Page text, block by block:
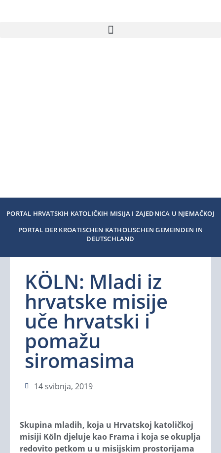
PORTAL HRVATSKIH KATOLIČKIH MISIJA I ZAJEDNICA U NJEMAČKOJ
PORTAL DER KROATISCHEN KATHOLISCHEN GEMEINDEN IN
DEUTSCHLAND
KÖLN: Mladi iz
hrvatske misije
uče hrvatski i
pomažu
siromasima
14 svibnja, 2019
Skupina mladih, koja u Hrvatskoj katoličkoj
misiji Köln djeluje kao Frama i koja se okuplja
redovito petkom u u misijskim prostorijama